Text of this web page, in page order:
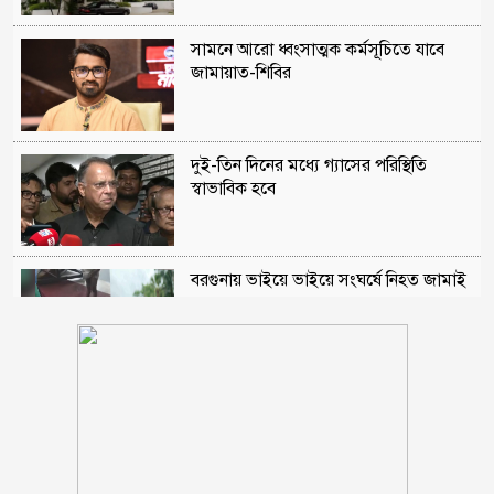
সামনে আরো ধ্বংসাত্মক কর্মসূচিতে যাবে
জামায়াত-শিবির
দুই-তিন দিনের মধ্যে গ্যাসের পরিস্থিতি
স্বাভাবিক হবে
বরগুনায় ভাইয়ে ভাইয়ে সংঘর্ষে নিহত জামাই